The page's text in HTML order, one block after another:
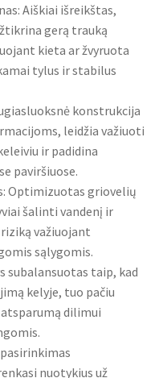
Aiškiai išreikštas,
gerą trauką
kieta ar žvyruota
tylus ir stabilus
konstrukcija
leidžia važiuoti
ir padidina
paviršiuose.
Optimizuotas griovelių
šalinti vandenį ir
važiuojant
sąlygomis.
subalansuotas taip, kad
kelyje, tuo pačiu
dilimui
nuotykius už